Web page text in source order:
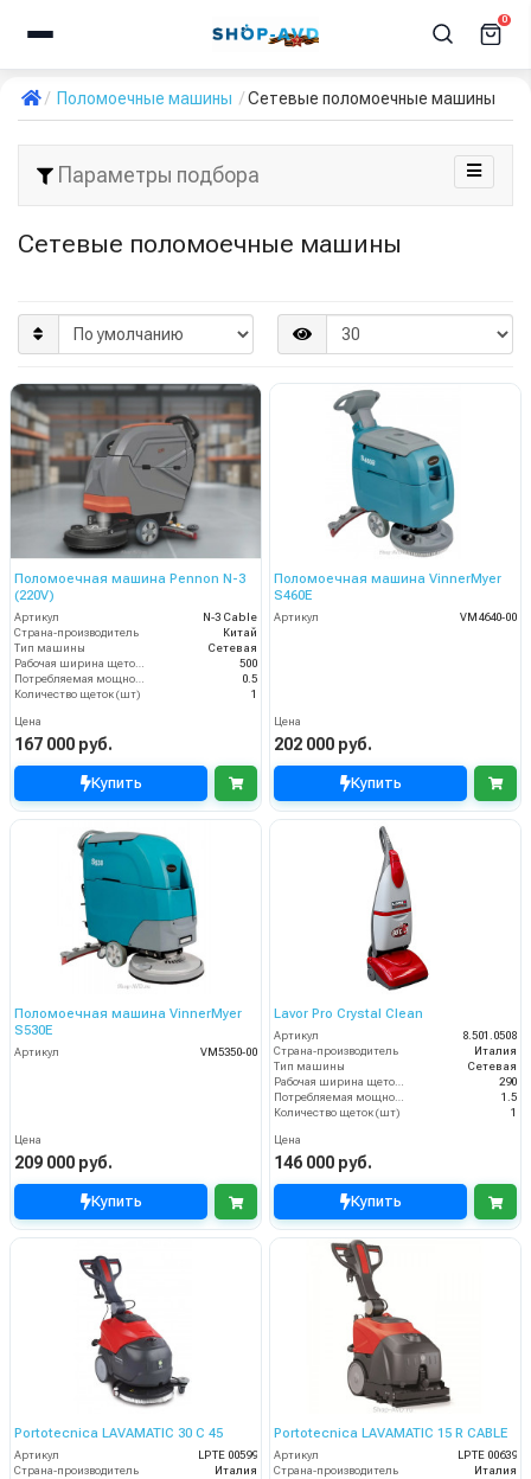
0
Поломоечные машины Сетевые поломоечные машины
Параметры подбора
Сетевые поломоечные машины
Поломоечная машина Pennon N-3
(220V)
Артикул
N-3 Cable
Страна-производитель
Китай
Тип машины
Сетевая
500
0.5
Количество щеток (шт)
1
Цена
167 000 руб.
Купить
Поломоечная машина VinnerMyer
S460E
Артикул VM4640-00
Цена
202 000 руб.
Купить
Поломоечная машина VinnerMyer
S530E
Артикул VM5350-00
Цена
209 000 руб.
Купить
Lavor Pro Crystal Clean
Артикул
8.501.0508
Страна-производитель
Италия
Тип машины
Сетевая
Рабочая ширина щеток (мм)
290
Потребляемая мощность (кВт)
1.5
Количество щеток (шт)
1
Цена
146 000 руб.
Купить
Portotecnica LAVAMATIC 30 C 45
Артикул
LPTЕ 00599
Страна-производитель
Италия
Portotecnica LAVAMATIC 15 R CABLE
Артикул
LPTE 00639
Страна-производитель
Италия